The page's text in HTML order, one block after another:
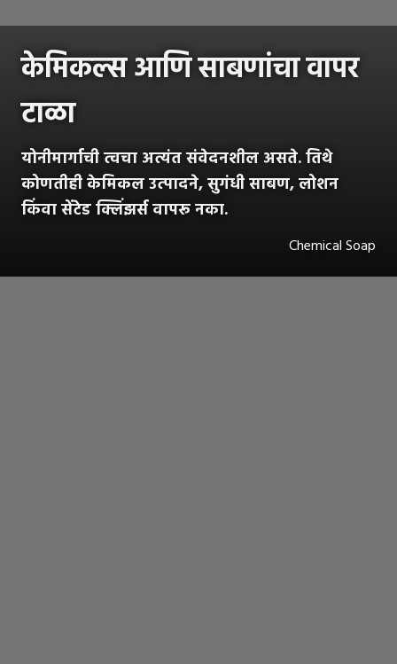
केमिकल्स आणि साबणांचा वापर
टाळा
योनीमार्गाची त्वचा अत्यंत संवेदनशील असते. तिथे
कोणतीही केमिकल उत्पादने, सुगंधी साबण, लोशन
किंवा सेंटेड क्लिंझर्स वापरू नका.
Chemical Soap